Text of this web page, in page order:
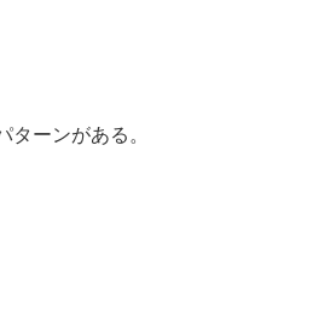
ーンがある。